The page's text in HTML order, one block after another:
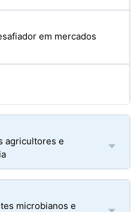
em mercados
agricultores e
microbianos e